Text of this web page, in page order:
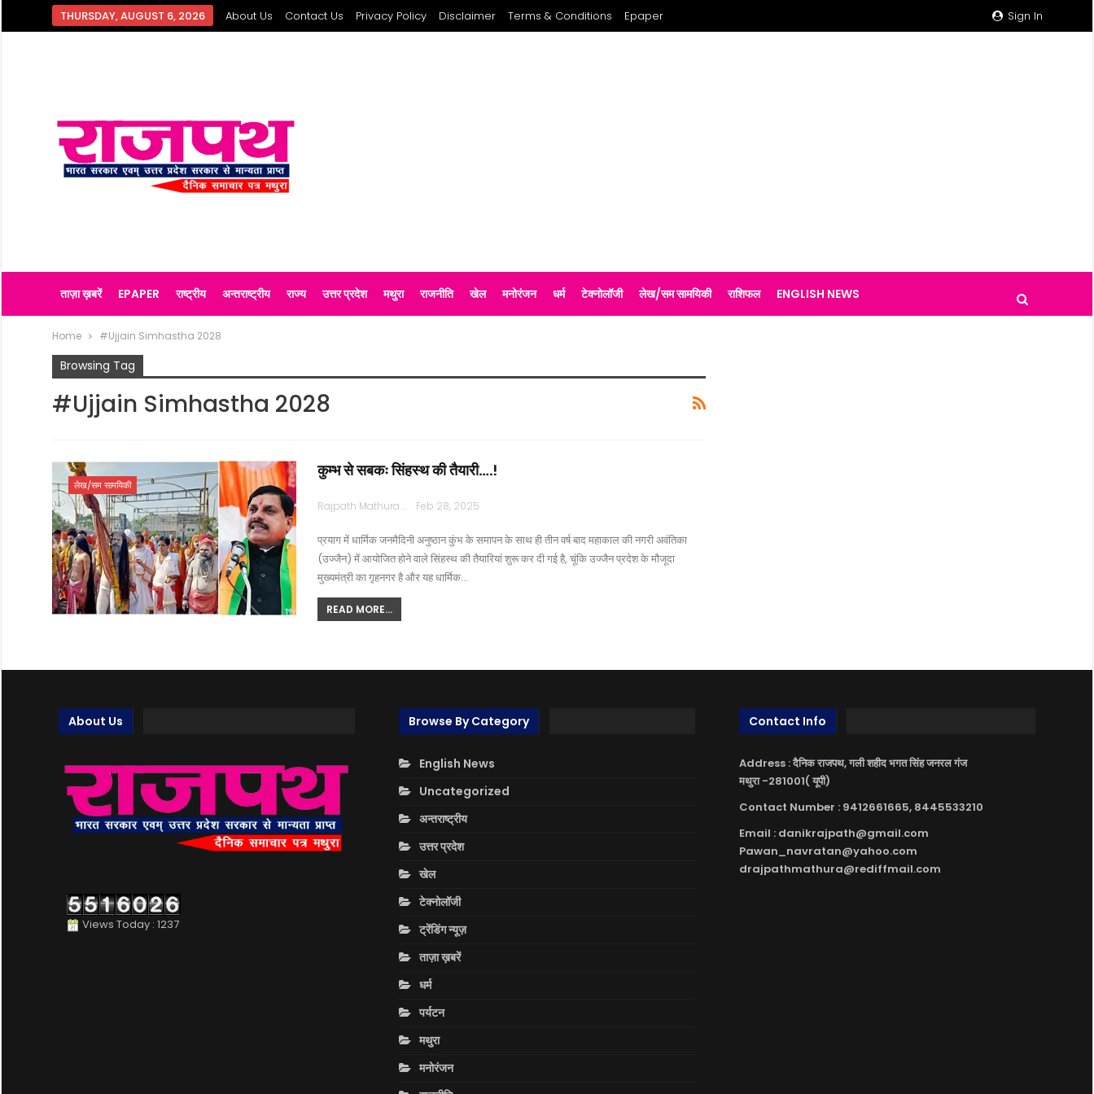
Sign In
THURSDAY, AUGUST 6, 2026 About Us Contact Us Privacy Policy Disclaimer Terms & Conditions Epaper
ताज़ा ख़बरें EPAPER राष्ट्रीय अन्तराष्ट्रीय राज्य उत्तर प्रदेश मथुरा राजनीति खेल मनोरंजन धर्म टेक्नोलॉजी लेख/सम सामयिकी राशिफल ENGLISH NEWS
Home #Ujjain Simhastha 2028
Browsing Tag
#Ujjain Simhastha 2028
लेख/सम सामयिकी
कुम्भ से सबकः सिंहस्थ की तैयारी….!
Rajpath Mathura Feb 28, 2025
प्रयाग में धार्मिक जनमैदिनी अनुष्ठान कुंभ के समापन के साथ ही तीन वर्ष बाद महाकाल की नगरी अवंतिका
(उज्जैन) में आयोजित होने वाले सिंहस्थ की तैयारियां शुरू कर दी गई है, चूंकि उज्जैन प्रदेश के मौजूदा
मुख्यमंत्री का गृहनगर है और यह धार्मिक…
READ MORE...
About Us
Views Today : 1237
Browse By Category
English News
Uncategorized
अन्तराष्ट्रीय
उत्तर प्रदेश
खेल
टेक्नोलॉजी
ट्रेंडिंग न्यूज़
ताज़ा ख़बरें
धर्म
पर्यटन
मथुरा
मनोरंजन
Contact Info
Address : दैनिक राजपथ, गली शहीद भगत सिंह जनरल गंज
मथुरा -281001( यूपी)
Contact Number : 9412661665, 8445533210
Email : danikrajpath@gmail.com
Pawan_navratan@yahoo.com
drajpathmathura@rediffmail.com